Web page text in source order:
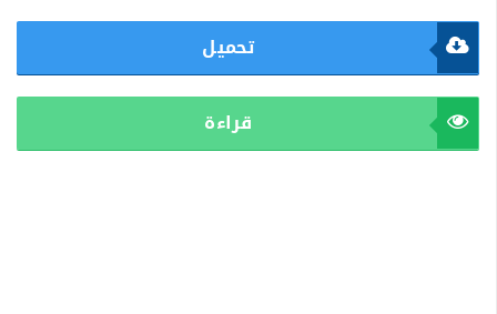
تحميل
قراءة